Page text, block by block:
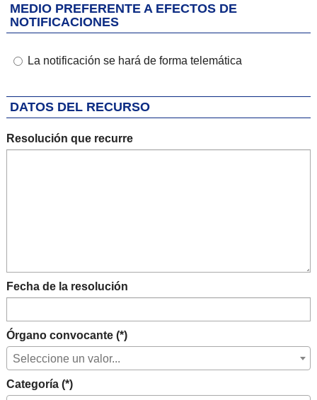
MEDIO PREFERENTE A EFECTOS DE
NOTIFICACIONES
La notificación se hará de forma telemática
DATOS DEL RECURSO
Resolución que recurre
Fecha de la resolución
Órgano convocante (*)
Seleccione un valor...
Categoría (*)